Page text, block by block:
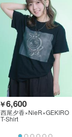
￥6,600
西尾夕香×NieR×GEKIRO
CK CLOTHING
T-Shirt